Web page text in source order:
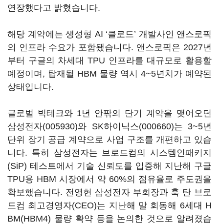
연장했다고 밝혔습니다.
해당 계약에는 생성형 AI ‘클로드’ 개발사인 앤스로픽
의 인프라 수요가 포함됐습니다. 앤스로픽은 2027년
부터 구글의 차세대 TPU 인프라를 대규모로 활용할
예정이며, 탑재될 HBM 물량 역시 4~5년치가 예약된
상태입니다.
글로벌 빅테크와 1년 안팎의 단기 계약을 맺어오던
삼성전자(005930)와 SK하이닉스(000660)는 3~5년
단위 장기 공급 계약으로 사업 구조를 개편하고 있습
니다. 특히 삼성전자는 브로드컴의 시스템인패키지
(SiP) 테스트에서 기술 신뢰도를 입증해 지난해 구글
TPU용 HBM 시장에서 약 60%의 점유율로 주도권을
확보했습니다. 전영현 삼성전자 부회장과 훅 탄 브로
드컴 최고경영자(CEO)는 지난해 말 회동해 6세대 H
BM(HBM4) 물량 확약 등을 논의한 것으로 알려졌습